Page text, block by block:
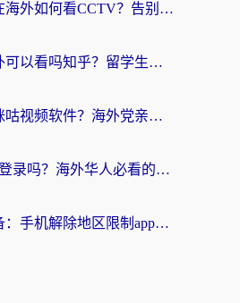
海外党亲测：在海外如何看CCTV？告别“仅限大陆播放”的实用指南
央视影音在海外可以看吗知乎？留学生亲测：3步解决地域限制+追剧自由
在国外怎么看咪咕视频软件？海外党亲测有效的回国加速方案
12123在国外能登录吗？海外华人必看的回国加速实用指南
海外党追剧必备：手机解除地区限制app怎么选？解决央视视频&国内剧地区限制全指南